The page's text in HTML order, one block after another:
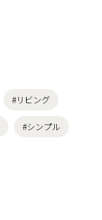
#リビング
#シンプル